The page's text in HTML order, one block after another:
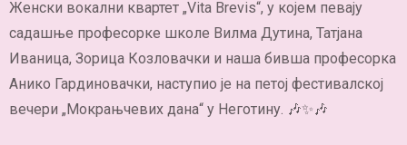
Женски вокални квартет „Vita Brevis“, у којем певају
садашње професорке школе Вилма Дутина, Татјана
Иваница, Зорица Козловачки и наша бивша професорка
Анико Гардиновачки, наступио је на петој фестивалској
вечери „Мокрањчевих дана“ у Неготину. 🎶✨🎶